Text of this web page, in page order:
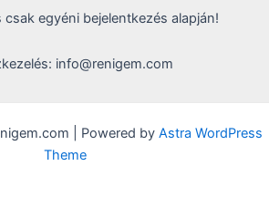
egyéni bejelentkezés alapján!
info@renigem.com
| Powered by Astra WordPress
Theme